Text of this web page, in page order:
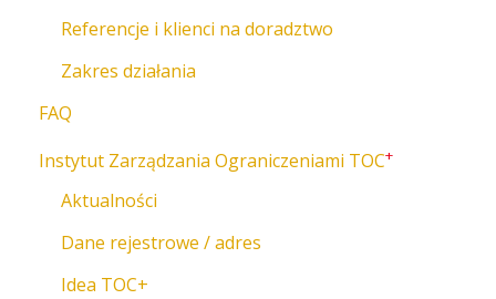
Referencje i klienci na doradztwo
Zakres działania
FAQ
Instytut Zarządzania Ograniczeniami TOC+
Aktualności
Dane rejestrowe / adres
Idea TOC+